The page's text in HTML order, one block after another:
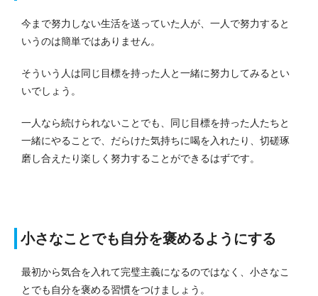
今まで努力しない生活を送っていた人が、一人で努力すると
いうのは簡単ではありません。
そういう人は同じ目標を持った人と一緒に努力してみるとい
いでしょう。
一人なら続けられないことでも、同じ目標を持った人たちと
一緒にやることで、だらけた気持ちに喝を入れたり、切磋琢
磨し合えたり楽しく努力することができるはずです。
小さなことでも自分を褒めるようにする
最初から気合を入れて完璧主義になるのではなく、小さなこ
とでも自分を褒める習慣をつけましょう。